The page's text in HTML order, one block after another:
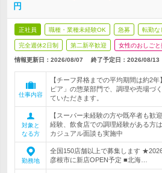
円
正社員 職種・業種未経験OK 急募 転勤な
完全週休2日制 第二新卒歓迎 女性のおしごと
情報更新日：2026/08/07 終了予定日： 2026/08/13
仕事内容
【チーフ昇格までの平均期間は約2
ピア」の惣菜部門で、調理や売場づ
ていただきます。
対象と
なる方
【スーパー未経験の方や既卒者も歓
経験、飲食店での調理経験がある方
カジュアル面談も実施中
勤務地
全国150店舗以上で募集します
彦根市に新店OPEN予定 ■北海…